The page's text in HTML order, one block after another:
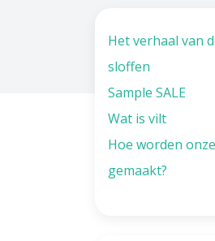
Het verhaal van
sloffen
Sample SALE
Wat is vilt
Hoe worden
gemaakt?